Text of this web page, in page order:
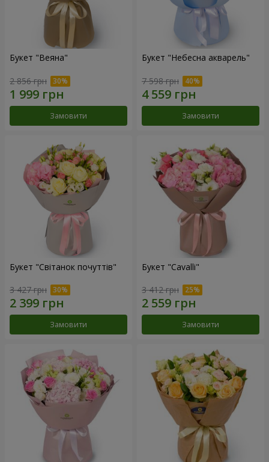
Букет "Веяна"
2 856 грн
Замовити
Букет "Небесна акварель"
7 598 грн
Замовити
Букет "Світанок почуттів"
3 427 грн
Замовити
Букет "Cаvalli"
3 412 грн
Замовити